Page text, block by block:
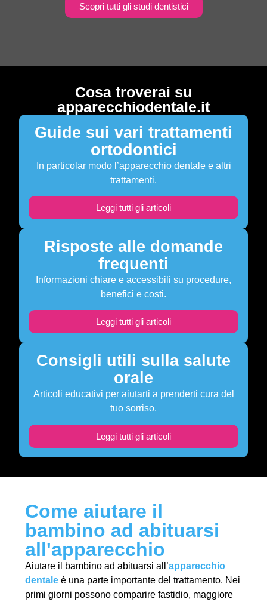
Scopri tutti gli studi dentistici
Cosa troverai su
apparecchiodentale.it
Guide sui vari trattamenti
ortodontici
In particolar modo l’apparecchio dentale e altri
trattamenti.
Leggi tutti gli articoli
Risposte alle domande
frequenti
Informazioni chiare e accessibili su procedure,
benefici e costi.
Leggi tutti gli articoli
Consigli utili sulla salute
orale
Articoli educativi per aiutarti a prenderti cura del
tuo sorriso.
Leggi tutti gli articoli
Come aiutare il
bambino ad abituarsi
all'apparecchio
Aiutare il bambino ad abituarsi all’apparecchio
dentale è una parte importante del trattamento. Nei
primi giorni possono comparire fastidio, maggiore